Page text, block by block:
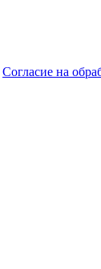
Согласие на